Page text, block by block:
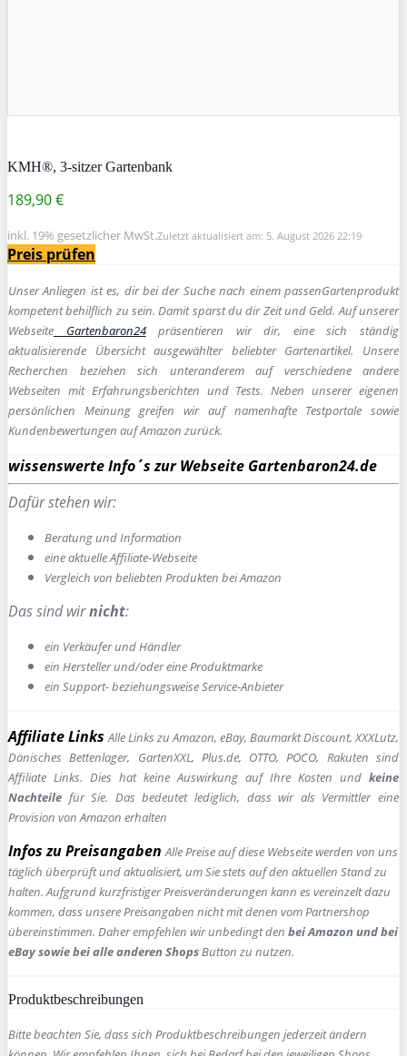
KMH®, 3-sitzer Gartenbank
189,90 €
inkl. 19% gesetzlicher MwSt.Zuletzt aktualisiert am: 5. August 2026 22:19
Preis prüfen
Unser Anliegen ist es, dir bei der Suche nach einem passenGartenprodukt
kompetent behilflich zu sein.Damit sparst du dir Zeit und Geld. Auf unserer
Webseite Gartenbaron24präsentieren wir dir, eine sich ständig
aktualisierende Übersicht ausgewählter beliebter Gartenartikel. Unsere
Recherchen beziehen sich unteranderem auf verschiedene andere
Webseiten mit Erfahrungsberichten und Tests. Neben unserer eigenen
persönlichen Meinung greifen wir auf namenhafte Testportale sowie
Kundenbewertungen auf Amazon zurück.
wissenswerte Info´s zur Webseite Gartenbaron24.de
Dafür stehen wir:
Beratung und Information
eine aktuelle Affiliate-Webseite
Vergleich von beliebten Produkten bei Amazon
Das sind wirnicht:
ein Verkäufer und Händler
ein Hersteller und/oder eine Produktmarke
ein Support- beziehungsweise Service-Anbieter
Affiliate Links Alle Links zu Amazon, eBay, Baumarkt Discount, XXXLutz,
Dänisches Bettenlager, GartenXXL, Plus.de, OTTO, POCO, Rakuten sind
Affiliate Links. Dies hat keine Auswirkung auf Ihre Kosten und keine
Nachteile für Sie. Das bedeutet lediglich, dass wir als Vermittler eine
Provision von Amazon erhalten
Infos zu Preisangaben Alle Preise auf diese Webseite werden von uns
täglich überprüft und aktualisiert, um Sie stets auf den aktuellen Stand zu
halten. Aufgrund kurzfristiger Preisveränderungen kann es vereinzelt dazu
kommen, dass unsere Preisangaben nicht mit denen vom Partnershop
übereinstimmen. Daher empfehlen wir unbedingt den bei Amazon und bei
eBay sowie bei alle anderen ShopsButton zu nutzen.
Produktbeschreibungen
Bitte beachten Sie, dass sich Produktbeschreibungen jederzeit ändern